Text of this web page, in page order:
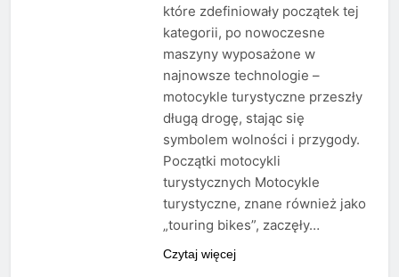
które zdefiniowały początek tej
kategorii, po nowoczesne
maszyny wyposażone w
najnowsze technologie –
motocykle turystyczne przeszły
długą drogę, stając się
symbolem wolności i przygody.
Początki motocykli
turystycznych Motocykle
turystyczne, znane również jako
„touring bikes”, zaczęły…
Czytaj więcej